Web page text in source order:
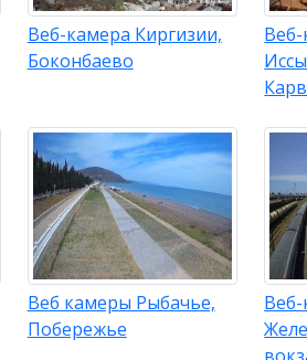
Веб-камера Киргизии,
Боконбаево
Веб камеры Рыбачье,
Побережье
Веб-